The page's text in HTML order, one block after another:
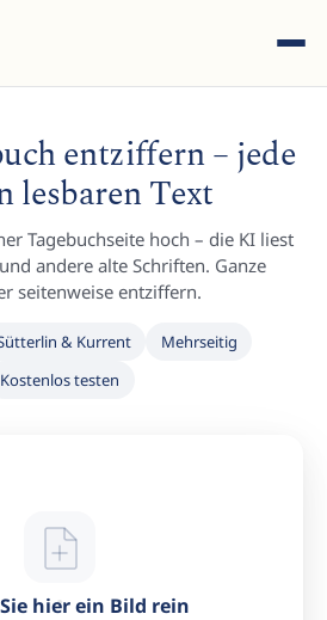
ESC
suchen...
entziffern – jede
lesbaren Text
Tagebuchseite hoch – die KI liest
andere alte Schriften. Ganze
seitenweise entziffern.
& Kurrent
Mehrseitig
Kostenlos testen
hier ein Bild rein